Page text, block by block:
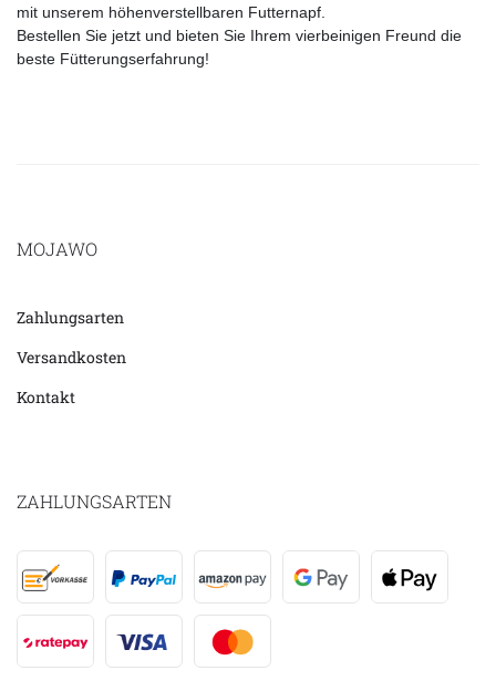
mit unserem höhenverstellbaren Futternapf.
Bestellen Sie jetzt und bieten Sie Ihrem vierbeinigen Freund die
beste Fütterungserfahrung!
MOJAWO
Zahlungsarten
Versandkosten
Kontakt
ZAHLUNGSARTEN